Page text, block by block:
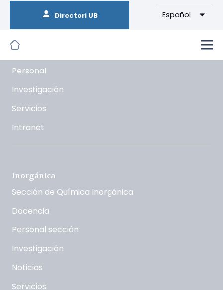
Directori UB Español
Orgánica
La Sección
Docencia
Personal
Investigación
Servicios
Intranet
Inorgánica
Sección de Química Inorgánica
Docencia
Personal sección
Investigación
Noticias
Servicios